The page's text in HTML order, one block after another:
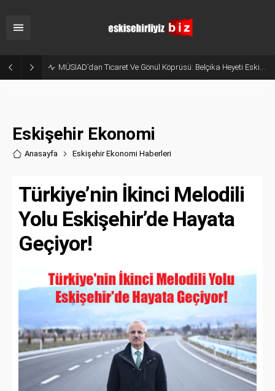
Korkudan Animasyona Beyaz Perdede Bu Hafta: 6 Yeni Film Vizyona Giriyor
Eskişehir Ekonomi
Anasayfa Eskişehir Ekonomi Haberleri
Türkiye’nin İkinci Melodili
Yolu Eskişehir’de Hayata
Geçiyor!